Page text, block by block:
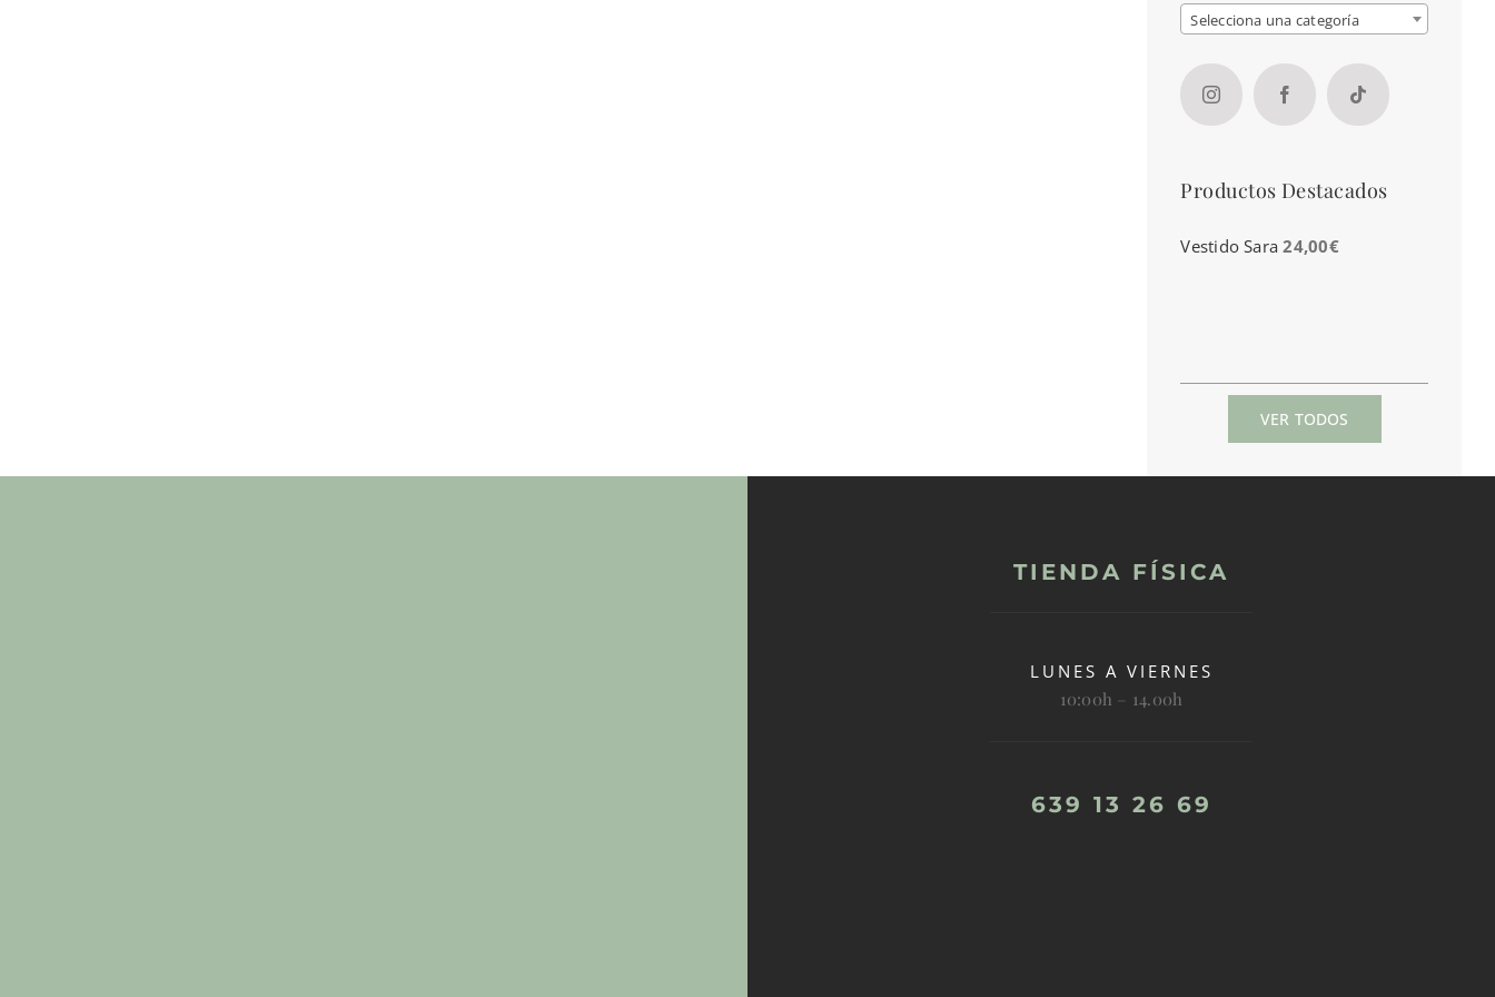
Selecciona una categoría
Productos Destacados
Vestido Sara 24,00€
VER TODOS
TIENDA FÍSICA
LUNES A VIERNES
10:00h – 14.00h
639 13 26 69